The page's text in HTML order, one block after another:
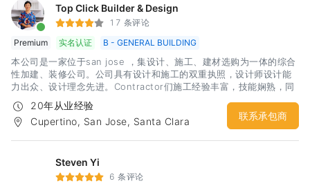
Top Click Builder & Design
17 条评论
Premium
实名认证 B - GENERAL BUILDING
本公司是一家位于san jose ，集设计、施工、建材选购为一体的综合
性加建、装修公司。公司具有设计和施工的双重执照，设计师设计能
力出众、设计理念先进。Contractor们施工经验丰富，技能娴熟，同
时熟悉city code，能够快速用过inspection。本公司本着服务至上的
原则，为湾区的广大用户提供了近20年的房屋装修改造服务。 通过多
年坚持不懈的努力，我们与很多知名的建材家居厂商也建立了合作关
恼，不在为每一个工程阶段寻找合适人选而头痛，不在为施工质量潜
在风险而承担压力。Top Click Builder & Design ，向您提供贴心的
20年从业经验
Cupertino, San Jose, Santa Clara
联系承包商
Steven Yi
6 条评论